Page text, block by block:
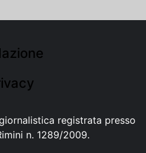
registrata presso
n. 1289/2009.